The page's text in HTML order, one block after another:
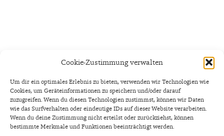
Cookie-Zustimmung verwalten
Um dir ein optimales Erlebnis zu bieten, verwenden wir Technologien wie
Cookies, um Geräteinformationen zu speichern und/oder darauf
zuzugreifen. Wenn du diesen Technologien zustimmst, können wir Daten
wie das Surfverhalten oder eindeutige IDs auf dieser Website verarbeiten.
Wenn du deine Zustimmung nicht erteilst oder zurückziehst, können
bestimmte Merkmale und Funktionen beeinträchtigt werden.